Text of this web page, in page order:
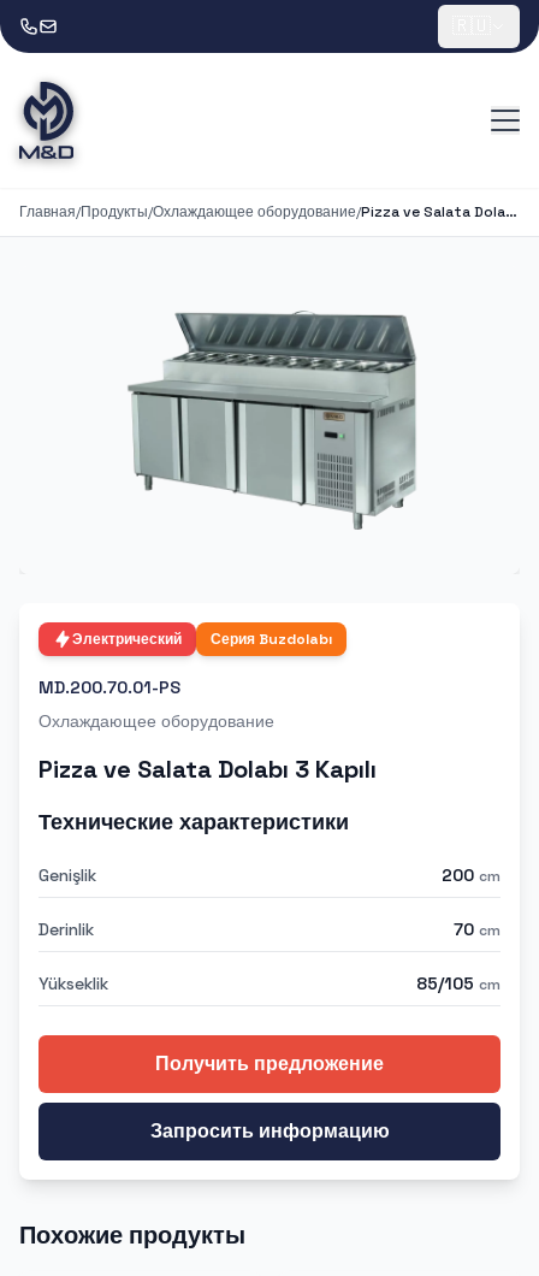
Главная/Продукты/Охлаждающее оборудование/ Pizza ve Salata Dolabı 3 Kapılı
Электрический Серия Buzdolabı
MD.200.70.01-PS
Охлаждающее оборудование
Pizza ve Salata Dolabı 3 Kapılı
Технические характеристики
Genişlik 200 cm
Derinlik 70 cm
Yükseklik 85/105 cm
Получить предложение
Запросить информацию
Похожие продукты